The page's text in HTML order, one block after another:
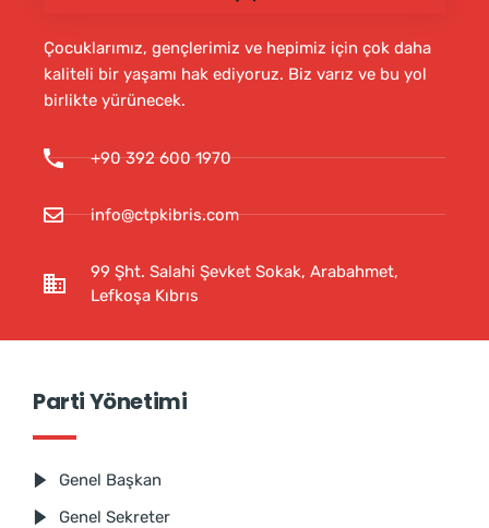
Çocuklarımız, gençlerimiz ve hepimiz için çok daha
kaliteli bir yaşamı hak ediyoruz. Biz varız ve bu yol
birlikte yürünecek.
+90 392 600 1970
info@ctpkibris.com
99 Şht. Salahi Şevket Sokak, Arabahmet,
Lefkoşa Kıbrıs
Parti Yönetimi
Genel Başkan
Genel Sekreter